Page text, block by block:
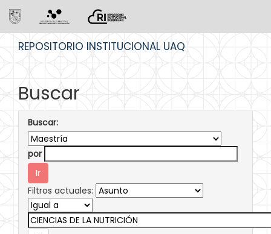
REPOSITORIO INSTITUCIONAL UAQ
Buscar
Buscar:
por
Filtros actuales: